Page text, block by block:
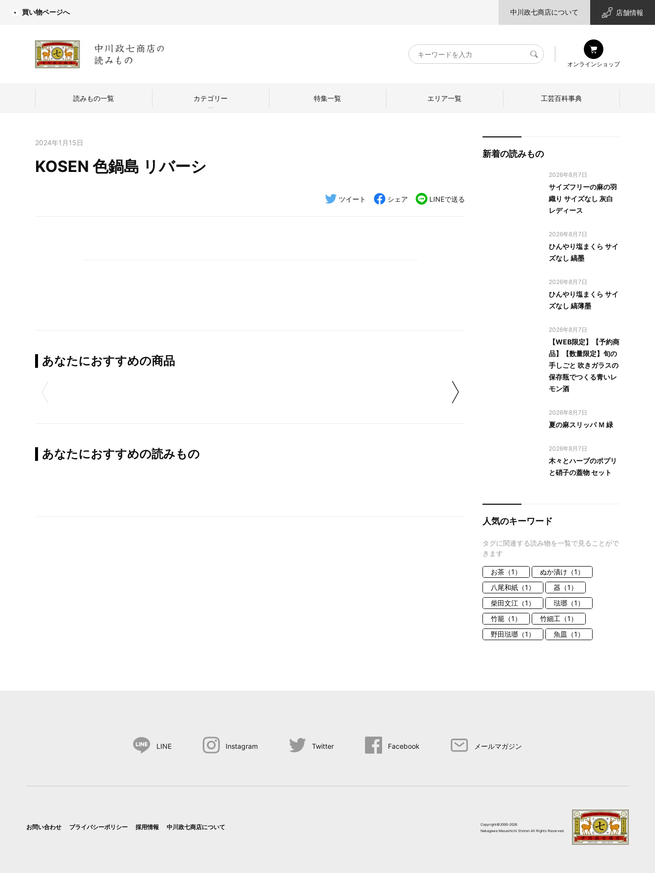
買い物ページへ 中川政七商店について 店舗情報
キ
ー
検
オンラインショップ
読みもの一覧 カテゴリー
中川政七商店のものづくり
特集一覧 エリア一覧 工芸百科事典
2024年1月15日
KOSEN 色鍋島 リバーシ
ツイート シェア LINEで送る
あなたにおすすめの商品
あなたにおすすめの読みもの
新着の読みもの
2026年8月7日
サイズフリーの麻の羽
織り サイズなし 灰白
レディース
2026年8月7日
ひんやり塩まくら サイ
ズなし 縞墨
2026年8月7日
ひんやり塩まくら サイ
ズなし 縞薄墨
2026年8月7日
【WEB限定】【予約商
品】【数量限定】旬の
手しごと 吹きガラスの
保存瓶でつくる青いレ
モン酒
2026年8月7日
夏の麻スリッパ Ｍ 緑
2026年8月7日
木々とハーブのポプリ
と硝子の蓋物 セット
人気のキーワード
タグに関連する読み物を一覧で見ることがで
きます
お茶（1）
ぬか漬け（1）
八尾和紙（1）
器（1）
柴田文江（1）
琺瑯（1）
竹籠（1）
竹細工（1）
野田琺瑯（1）
魚皿（1）
LINE Instagram Twitter Facebook メールマガジン
お問い合わせ プライバシーポリシー 採用情報 中川政七商店について
Copyright©2000-2026
Nakagawa Masashichi Shoten All Rights Reserved.